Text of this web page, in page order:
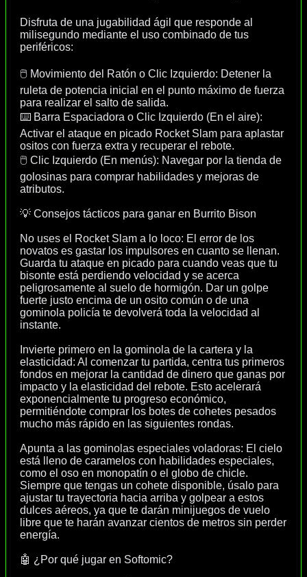
Disfruta de una jugabilidad ágil que responde al
milisegundo mediante el uso combinado de tus
periféricos:
🖱️ Movimiento del Ratón o Clic Izquierdo: Detener la
ruleta de potencia inicial en el punto máximo de fuerza
para realizar el salto de salida.
⌨️ Barra Espaciadora o Clic Izquierdo (En el aire):
Activar el ataque en picado Rocket Slam para aplastar
ositos con fuerza extra y recuperar el rebote.
🖱️ Clic Izquierdo (En menús): Navegar por la tienda de
golosinas para comprar habilidades y mejoras de
atributos.
💡 Consejos tácticos para ganar en Burrito Bison
No uses el Rocket Slam a lo loco: El error de los
novatos es gastar los impulsores en cuanto se llenan.
Guarda tu ataque en picado para cuando veas que tu
bisonte está perdiendo velocidad y se acerca
peligrosamente al suelo de hormigón. Dar un golpe
fuerte justo encima de un osito común o de una
gominola policía te devolverá toda la velocidad al
instante.
Invierte primero en la gominola de la cartera y la
elasticidad: Al comenzar tu partida, centra tus primeros
fondos en mejorar la cantidad de dinero que ganas por
impacto y la elasticidad del rebote. Esto acelerará
exponencialmente tu progreso económico,
permitiéndote comprar los botes de cohetes pesados
mucho más rápido en las siguientes rondas.
Apunta a las gominolas especiales voladoras: El cielo
está lleno de caramelos con habilidades especiales,
como el oso en monopatín o el globo de chicle.
Siempre que tengas un cohete disponible, úsalo para
ajustar tu trayectoria hacia arriba y golpear a estos
dulces aéreos, ya que te darán minijuegos de vuelo
libre que te harán avanzar cientos de metros sin perder
energía.
🤖 ¿Por qué jugar en Softomic?